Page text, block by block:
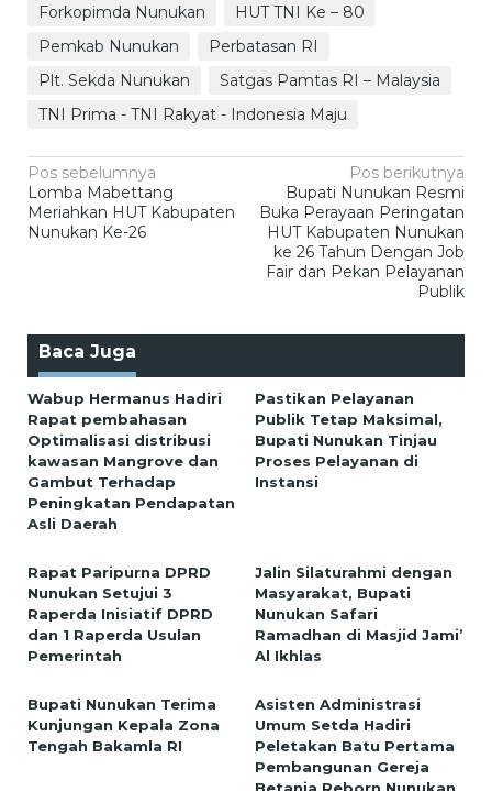
Forkopimda Nunukan
HUT TNI Ke – 80
Pemkab Nunukan
Perbatasan RI
Plt. Sekda Nunukan
Satgas Pamtas RI – Malaysia
TNI Prima - TNI Rakyat - Indonesia Maju
Navigasi
pos
Pos sebelumnya
Lomba Mabettang
Meriahkan HUT Kabupaten
Nunukan Ke-26
Pos berikutnya
Bupati Nunukan Resmi
Buka Perayaan Peringatan
HUT Kabupaten Nunukan
ke 26 Tahun Dengan Job
Fair dan Pekan Pelayanan
Publik
Baca Juga
Wabup Hermanus Hadiri
Rapat pembahasan
Optimalisasi distribusi
kawasan Mangrove dan
Gambut Terhadap
Peningkatan Pendapatan
Asli Daerah
Pastikan Pelayanan
Publik Tetap Maksimal,
Bupati Nunukan Tinjau
Proses Pelayanan di
Instansi
Rapat Paripurna DPRD
Nunukan Setujui 3
Raperda Inisiatif DPRD
dan 1 Raperda Usulan
Pemerintah
Jalin Silaturahmi dengan
Masyarakat, Bupati
Nunukan Safari
Ramadhan di Masjid Jami’
Al Ikhlas
Bupati Nunukan Terima
Kunjungan Kepala Zona
Tengah Bakamla RI
Asisten Administrasi
Umum Setda Hadiri
Peletakan Batu Pertama
Pembangunan Gereja